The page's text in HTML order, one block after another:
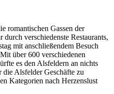
romantischen Gassen der
verschiedenste Restaurants,
mit anschließendem Besuch
über 600 verschiedenen
es den Alsfeldern an nichts
Alsfelder Geschäfte zu
Kategorien nach Herzenslust